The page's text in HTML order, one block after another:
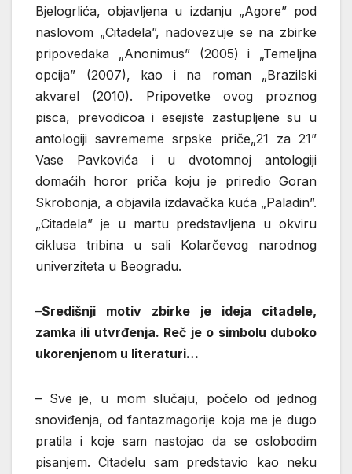
Bjelogrlića, objavljena u izdanju „Agore” pod
naslovom „Citadela”, nadovezuje se na zbirke
pripovedaka „Anonimus” (2005) i „Temeljna
opcija” (2007), kao i na roman „Brazilski
akvarel (2010). Pripovetke ovog proznog
pisca, prevodicoa i esejiste zastupljene su u
antologiji savrememe srpske priče„21 za 21”
Vase Pavkovića i u dvotomnoj antologiji
domaćih horor priča koju je priredio Goran
Skrobonja, a objavila izdavačka kuća „Paladin”.
„Citadela” je u martu predstavljena u okviru
ciklusa tribina u sali Kolarčevog narodnog
univerziteta u Beogradu.
–Središnji motiv zbirke je ideja citadele,
zamka ili utvrđenja. Reč je o simbolu duboko
ukorenjenom u literaturi…
– Sve je, u mom slučaju, počelo od jednog
snoviđenja, od fantazmagorije koja me je dugo
pratila i koje sam nastojao da se oslobodim
pisanjem. Citadelu sam predstavio kao neku